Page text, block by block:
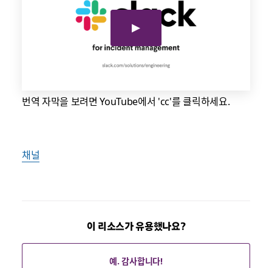
번역 자막을 보려면 YouTube에서 'cc'를 클릭하세요.
채널
이 리소스가 유용했나요?
예. 감사합니다!